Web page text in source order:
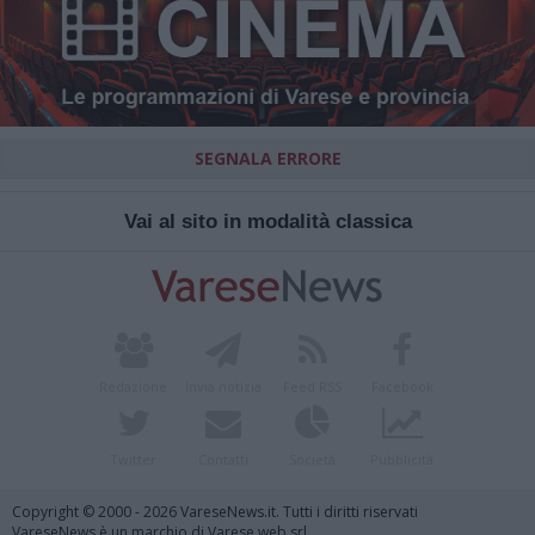
SEGNALA ERRORE
Vai al sito in modalità classica
Copyright © 2000 - 2026 VareseNews.it. Tutti i diritti riservati